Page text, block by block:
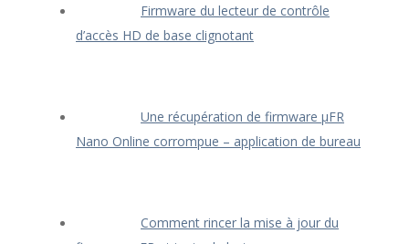
Firmware du lecteur de contrôle
d’accès HD de base clignotant
Une récupération de firmware μFR
Nano Online corrompue – application de bureau
Comment rincer la mise à jour du